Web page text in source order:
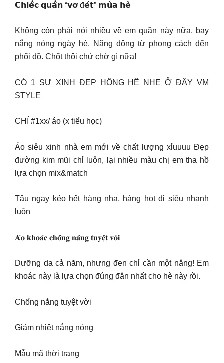
𝗖𝗵𝗶𝗲̂́𝗰 𝗾𝘂𝗮̂̀𝗻 “𝘃𝗼̛ đ𝗲́𝘁” 𝗺𝘂̀𝗮 𝗵𝗲̀
Không còn phải nói nhiều về em quần này nữa, bay
nắng nóng ngày hè. Năng động từ phong cách đến
phối đồ. Chốt thôi chứ chờ gì nữa!
CÓ 1 SỰ XINH ĐẸP HÔNG HỀ NHẸ Ở ĐÂY VM
STYLE
CHỈ #1xx/ áo (x tiểu học)
Áo siêu xinh nhà em mới về chất lượng xỉuuuu Đẹp
đường kim mũi chỉ luôn, lại nhiều màu chị em tha hồ
lựa chọn mix&match
Tậu ngay kẻo hết hàng nha, hàng hot đi siêu nhanh
luôn
𝐀́𝐨 𝐤𝐡𝐨𝐚́𝐜 𝐜𝐡𝐨̂́𝐧𝐠 𝐧𝐚̆́𝐧𝐠 𝐭𝐮𝐲𝐞̣̂𝐭 𝐯𝐨̛̀𝐢
Dưỡng da cả năm, nhưng đen chỉ cần một nắng! Em
khoác này là lựa chọn đúng đắn nhất cho hè này rồi.
Chống nắng tuyệt vời
Giảm nhiệt nắng nóng
Mẫu mã thời trang